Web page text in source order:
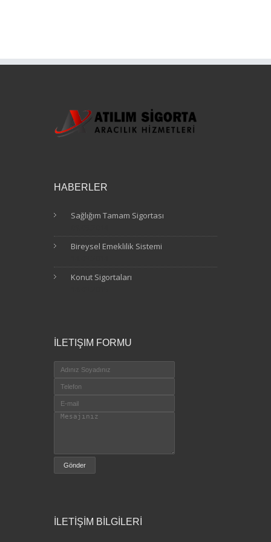
HABERLER
Sağlığım Tamam Sigortası
Bireysel Emeklilik Sistemi
Konut Sigortaları
İLETIŞIM FORMU
İLETİŞİM BİLGİLERİ